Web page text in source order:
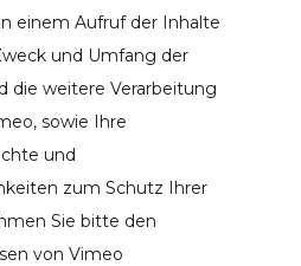
einem Aufruf der Inhalte
und Umfang der
die weitere Verarbeitung
sowie Ihre
und
zum Schutz Ihrer
Sie bitte den
von Vimeo